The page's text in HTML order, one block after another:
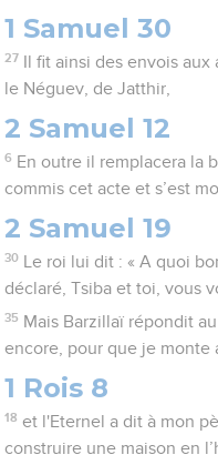
1 Samuel 30
27
Il fit ainsi des envois
le Néguev, de Jatthir,
2 Samuel 12
6 En outre il remplacera la
commis cet acte et s’est
2 Samuel 19
30
Le roi lui dit : « A quoi
déclaré, Tsiba et toi, vous
35 Mais Barzillaï répondit
encore, pour que je monte
1 Rois 8
18 et l'Eternel a dit à mon
construire une maison en